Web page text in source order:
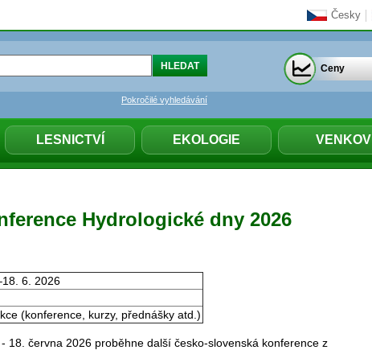
Česky
LESNICTVÍ EKOLOGIE VENKOV
Pokročilé vyhledávání
Ceny
Hydrologické dny 2026
6. 2026
(konference, kurzy, přednášky atd.)
18. června 2026 proběhne další česko-slovenská konference z